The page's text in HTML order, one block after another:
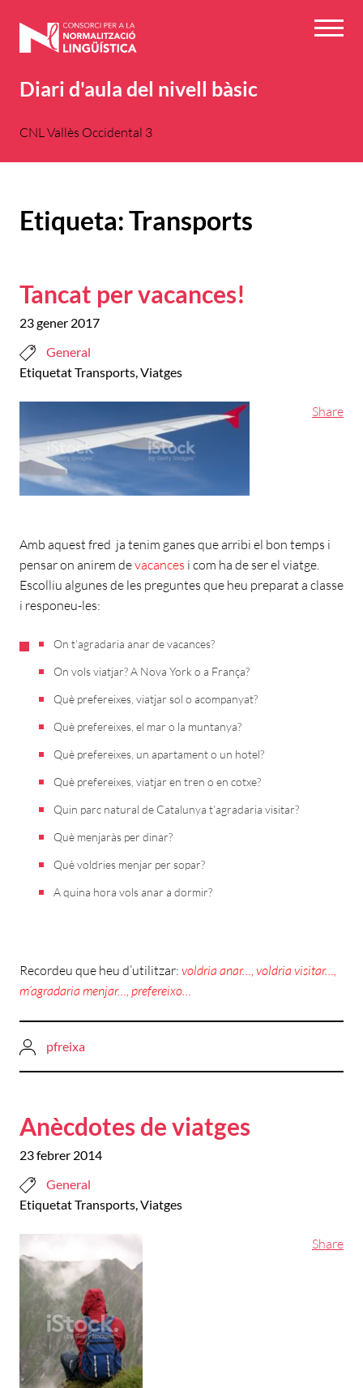
Diari d'aula del nivell bàsic
CNL Vallès Occidental 3
Etiqueta:Transports
Tancat per vacances!
23 gener 2017
General
EtiquetatTransports,Viatges
Share
Amb aquest fred ja tenim ganes que arribi el bon temps i
pensar on anirem devacances i com ha de ser el viatge.
Escolliu algunes de les preguntes que heu preparat a classe
i responeu-les:
On t’agradaria anar de vacances?
On vols viatjar? A Nova York o a França?
Què prefereixes, viatjar sol o acompanyat?
Què prefereixes, el mar o la muntanya?
Què prefereixes, un apartament o un hotel?
Què prefereixes, viatjar en tren o en cotxe?
Quin parc natural de Catalunya t’agradaria visitar?
Què menjaràs per dinar?
Què voldries menjar per sopar?
A quina hora vols anar a dormir?
Recordeu que heu d’utilitzar: voldria anar…, voldria visitar…,
m’agradaria menjar…, prefereixo…
pfreixa
Anècdotes de viatges
23 febrer 2014
General
EtiquetatTransports,Viatges
Share